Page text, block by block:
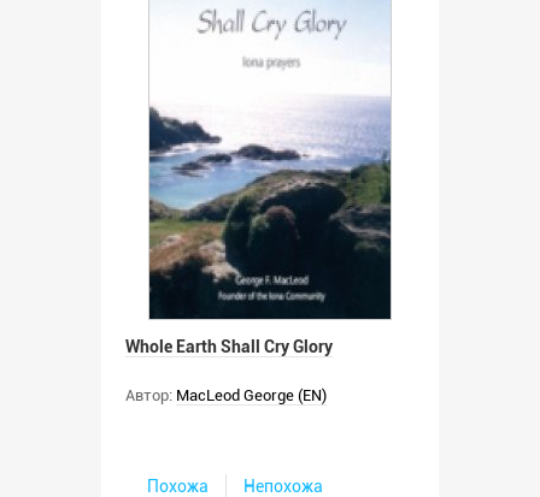
Whole Earth Shall Cry Glory
Автор: MacLeod George (EN)
Похожа Непохожа